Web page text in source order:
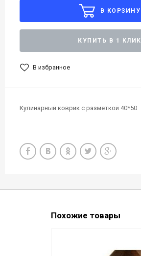
В КОРЗИНУ
КУПИТЬ В 1 КЛИК
В избранное
Кулинарный коврик с разметкой 40*50
Похожие товары